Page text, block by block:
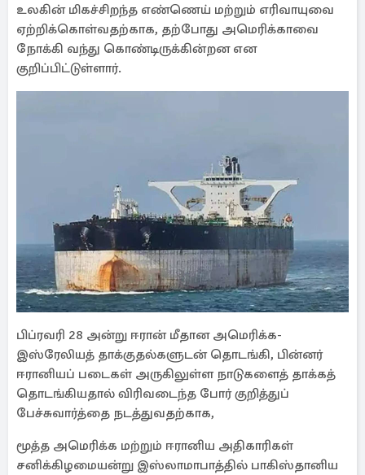
உலகின் மிகச்சிறந்த எண்ணெய் மற்றும் எரிவாயுவை
ஏற்றிக்கொள்வதற்காக, தற்போது அமெரிக்காவை
நோக்கி வந்து கொண்டிருக்கின்றன என
குறிப்பிட்டுள்ளார்.
பிப்ரவரி 28 அன்று ஈரான் மீதான அமெரிக்க-
இஸ்ரேலியத் தாக்குதல்களுடன் தொடங்கி, பின்னர்
ஈரானியப் படைகள் அருகிலுள்ள நாடுகளைத் தாக்கத்
தொடங்கியதால் விரிவடைந்த போர் குறித்துப்
பேச்சுவார்த்தை நடத்துவதற்காக,
மூத்த அமெரிக்க மற்றும் ஈரானிய அதிகாரிகள்
சனிக்கிழமையன்று இஸ்லாமாபாத்தில் பாகிஸ்தானிய